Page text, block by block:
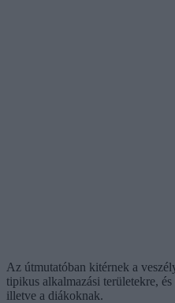
Az útmutatóban kitérnek a
tipikus alkalmazási területekre,
illetve a diákoknak.